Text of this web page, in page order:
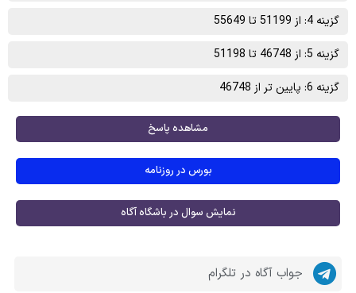
گزینه 4: از 51199 تا 55649
گزینه 5: از 46748 تا 51198
گزینه 6: پایین تر از 46748
مشاهده پاسخ
بورس در روزنامه
نمایش سوال در باشگاه آگاه
جواب آگاه در تلگرام